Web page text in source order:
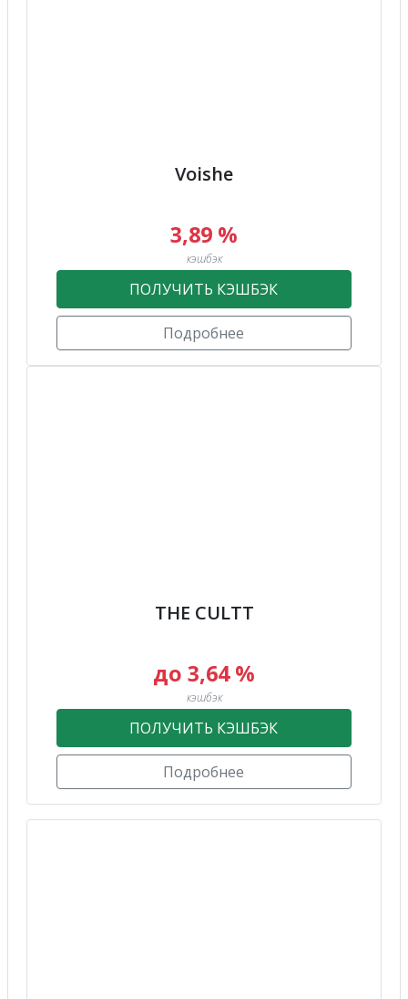
Voishe
3,89 %
кэшбэк
ПОЛУЧИТЬ КЭШБЭК
Подробнее
THE CULTT
до 3,64 %
кэшбэк
ПОЛУЧИТЬ КЭШБЭК
Подробнее